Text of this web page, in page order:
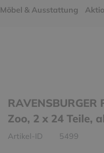
Möbel & Ausstattung
Zoo, 2 x 24 Teile,
Artikel-ID 5499